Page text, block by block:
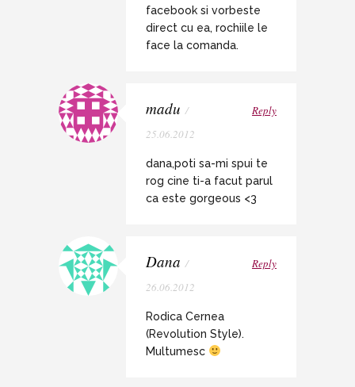
facebook si vorbeste
direct cu ea, rochiile le
face la comanda.
madu /
25.06.2012
Reply
dana,poti sa-mi spui te
rog cine ti-a facut parul
ca este gorgeous <3
Dana /
26.06.2012
Reply
Rodica Cernea
(Revolution Style).
Multumesc